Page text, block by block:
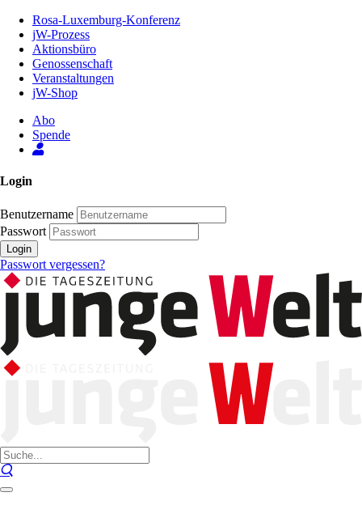
Inhalt
Seite
Rosa-Luxemburg-Konferenz
jW-Prozess
Aktionsbüro
Genossenschaft
Veranstaltungen
jW-Shop
Abo
Spende
Login
Benutzername
Passwort
Login
Passwort vergessen?